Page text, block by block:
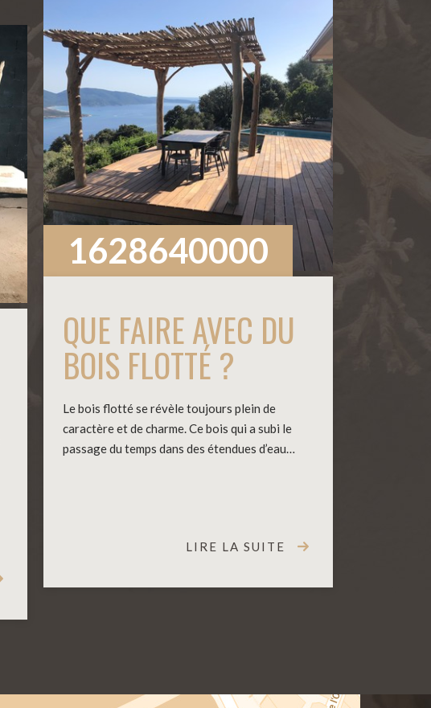
1628640000
QUE FAIRE AVEC DU
BOIS FLOTTÉ ?
Le bois flotté se révèle toujours plein de
caractère et de charme. Ce bois qui a subi le
passage du temps dans des étendues d’eau…
LIRE LA SUITE